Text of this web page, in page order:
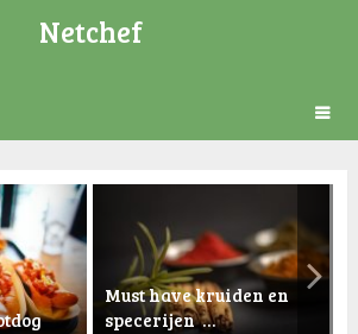
Netchef
Must have kruiden en
specerijen …